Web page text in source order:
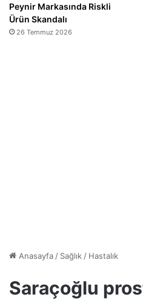
Peynir Markasında Riskli
Ürün Skandalı
26 Temmuz 2026